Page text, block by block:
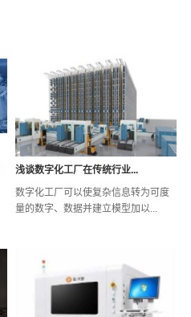
浅谈数字化工厂在传统行业...
数字化工厂可以使复杂信息转为可度
量的数字、数据并建立模型加以...